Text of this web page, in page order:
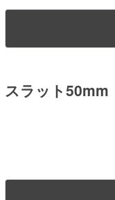
スラット50mm